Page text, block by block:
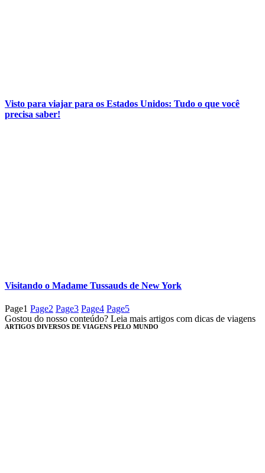
Visto para viajar para os Estados Unidos: Tudo o que você
precisa saber!
Visitando o Madame Tussauds de New York
Page1 Page2 Page3 Page4 Page5
Gostou do nosso conteúdo? Leia mais artigos com dicas de viagens
ARTIGOS DIVERSOS DE VIAGENS PELO MUNDO​